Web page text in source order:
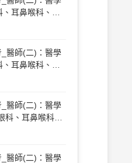
耳鼻喉科、婦
關臨床實例與
醫師(二)：醫學
耳鼻喉科、婦
關臨床實例與
醫師(二)：醫學
科、耳鼻喉科、
相關臨床實例
醫師(二)：醫學